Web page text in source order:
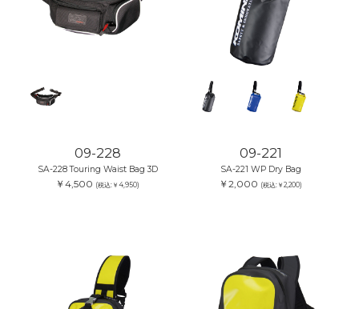
09-228
SA-228 Touring Waist Bag 3D
￥4,500 (税込:￥4,950)
09-221
SA-221 WP Dry Bag
￥2,000 (税込:￥2,200)